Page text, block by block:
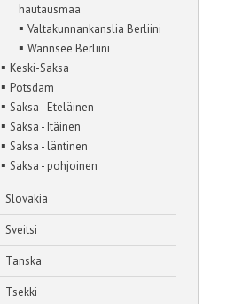
hautausmaa
▪ Valtakunnankanslia Berliini
▪ Wannsee Berliini
▪ Keski-Saksa
▪ Potsdam
▪ Saksa - Eteläinen
▪ Saksa - Itäinen
▪ Saksa - läntinen
▪ Saksa - pohjoinen
Slovakia
Sveitsi
Tanska
Tsekki